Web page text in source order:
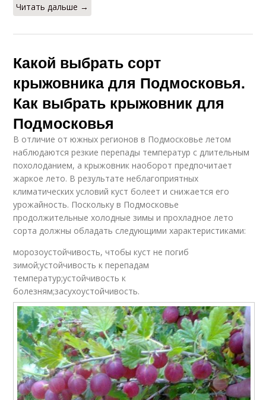
Читать дальше →
Какой выбрать сорт
крыжовника для Подмосковья.
Как выбрать крыжовник для
Подмосковья
В отличие от южных регионов в Подмосковье летом
наблюдаются резкие перепады температур с длительным
похолоданием, а крыжовник наоборот предпочитает
жаркое лето. В результате неблагоприятных
климатических условий куст болеет и снижается его
урожайность. Поскольку в Подмосковье
продолжительные холодные зимы и прохладное лето
сорта должны обладать следующими характеристиками:
морозоустойчивость, чтобы куст не погиб
зимой;устойчивость к перепадам
температур;устойчивость к
болезням;засухоустойчивость.